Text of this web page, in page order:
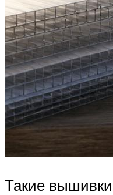
Такие